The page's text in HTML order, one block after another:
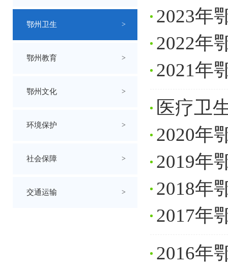
鄂州卫生 >
鄂州教育 >
鄂州文化 >
环境保护 >
社会保障 >
交通运输 >
2023年
2022年
2021年
医疗卫
2020年
2019年
2018年
2017年
2016年